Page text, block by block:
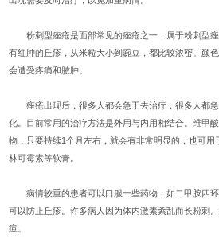
粉刺型痤疮是面部常见的痤疮之一，属于粉刺型痤
有红肿的丘疹，从米粒大小到豌豆，都比较浓密。颜
会遭受疼痛和脓肿。
痤疮出现后，很多人都会急于去治疗，很多人都急
化。目前常用的治疗方法是外用与内用相结合。维甲
物，只要持续1个月左右，就会有非常明显的，也可
林可霉素等软膏。
病情较重的患者可以口服一些药物，如二甲胺四环
可以防止丘疹。许多病人因为体内激素紊乱而长粉刺
痘。